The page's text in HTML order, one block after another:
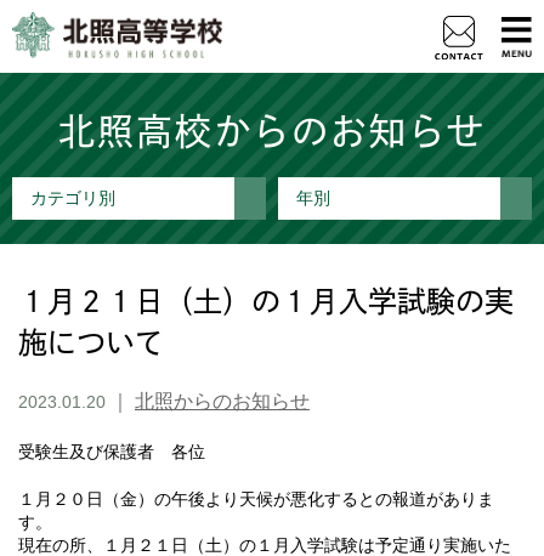
北照高校からのお知らせ
カテゴリ別 年別
１月２１日（土）の１月入学試験の実
施について
2023.01.20 北照からのお知らせ
受験生及び保護者 各位
１月２０日（金）の午後より天候が悪化するとの報道がありま
す。
現在の所、１月２１日（土）の１月入学試験は予定通り実施いた